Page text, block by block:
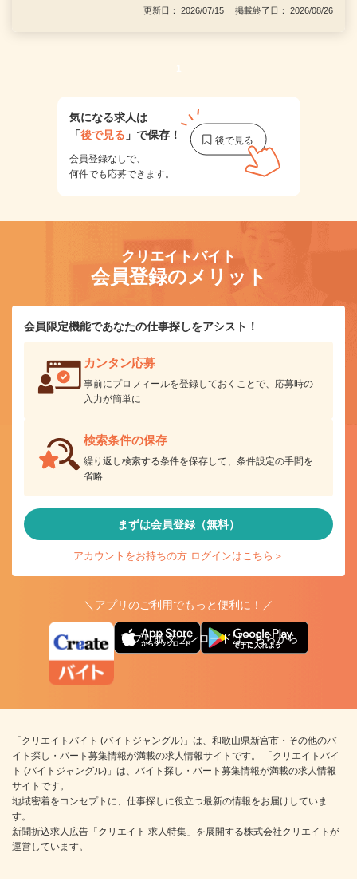
更新日： 2026/07/15 掲載終了日： 2026/08/26
1
気になる求人は
「後で見る 」で保存！
会員登録なしで、
何件でも応募できます。
クリエイトバイト
会員登録のメリット
会員限定機能であなたの仕事探しをアシスト！
カンタン応募
事前にプロフィールを登録しておくことで、応募時の
入力が簡単に
検索条件の保存
繰り返し検索する条件を保存して、条件設定の手間を
省略
まずは会員登録（無料）
アカウントをお持ちの方 ログインはこちら＞
＼アプリのご利用でもっと便利に！／
アプリ版ダウンロードはこちらから
「クリエイトバイト (バイトジャングル)」は、和歌山県新宮市・その他のバ
イト探し・パート募集情報が満載の求人情報サイトです。 「クリエイトバイ
ト (バイトジャングル)」は、バイト探し・パート募集情報が満載の求人情報
サイトです。
地域密着をコンセプトに、仕事探しに役立つ最新の情報をお届けしていま
す。
新聞折込求人広告「クリエイト 求人特集」を展開する株式会社クリエイトが
運営しています。